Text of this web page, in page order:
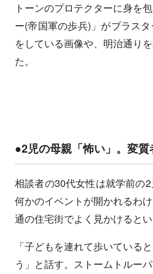
トーンのプロテクターに身を
ー(帝国軍の歩兵)」がブラス
をしている画像や、明治通り
た。
●2児の母親「怖い」。変質
相談者の30代女性は就学前の2
何かのイベントが開かれるわ
通の住宅街でよく見かけるとい
「子どもを連れて歩いている
う」と話す。ストームトルー